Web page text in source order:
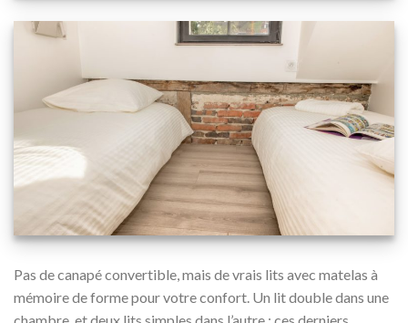
Pas de canapé convertible, mais de vrais lits avec matelas à
mémoire de forme pour votre confort. Un lit double dans une